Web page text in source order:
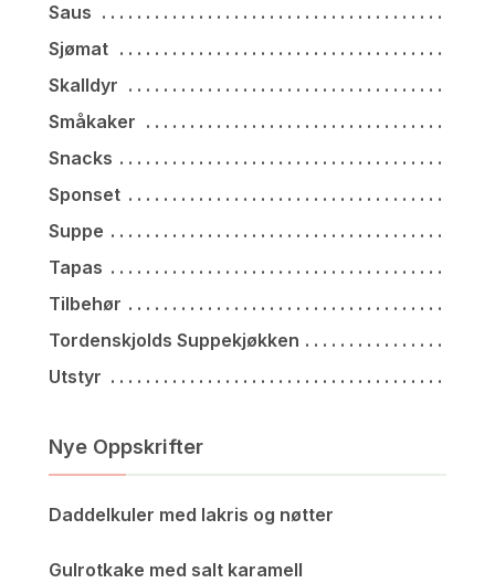
Saus
Sjømat
Skalldyr
Småkaker
Snacks
Sponset
Suppe
Tapas
Tilbehør
Tordenskjolds Suppekjøkken
Utstyr
Nye Oppskrifter
Daddelkuler med lakris og nøtter
Gulrotkake med salt karamell